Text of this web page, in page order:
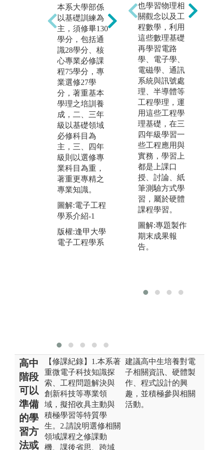
本系大學部係
以基礎訓練為
主，須修畢130
學分，包括通
識28學分、核
心專業必修課
程75學分，專
業選修27學
分，著重基本
學理之培訓養
成，二、三年
級以基礎領域
必修科目為
主，三、四年
級則以選修專
業科目為重，
著重更專精之
專業知識。
圖解:電子工程
學系介紹-1
版權:逢甲大學
電子工程學系
本系大一有新
鮮人專題，大
二有CDIO深碗
專題，大三有
跨學期畢業專
題，依本系
「專題研究施
行準則」規
定，本系專題
指導老師於大
四下學期推薦
優良專題作品
送各學程會議
評定，由各學
程會議分別推
選優良專題作
品，送本系
「學術委員
會」核定獎
金，並鼓勵專
題製作優秀的
同學參加於每
年舉辦之畢業
學系介紹2與專
也學習物理相
關觀念以及工
程數學，利用
這些數理基礎
再學習電路
學、電子學、
電磁學、通訊
系統與訊號處
理、半導體等
工程學理，運
用這些工程學
理基礎，在三
四年級學習一
些工程應用與
實務，學習上
都是上課口
授、討論、紙
筆測驗方式學
習，屬於硬體
課程學習。
圖解:專題製作
期末成果報
告。
高中
階段
可以
準備
的學
習方
法或
【修課紀錄】1.本系著
重微電子科技知識探
索、工程問題解決與
創新科技等專業領
域，擬招收具主動與
積極學習等特質學
生。2.請說明選修相關
領域課程之修課動
機、課後省思、跨域
建議高中生培養對電
子相關資訊、硬體製
作、程式設計的興
趣，並積極參與相關
活動。